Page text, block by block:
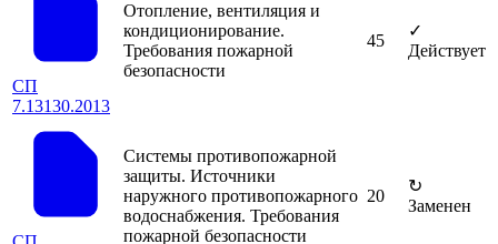
СП
7.13130.2013
Отопление, вентиляция и
кондиционирование.
Требования пожарной
безопасности
45
✓
Действует
Системы противопожарной
защиты. Источники
наружного противопожарного
водоснабжения. Требования
пожарной безопасности
20
↻
Заменен